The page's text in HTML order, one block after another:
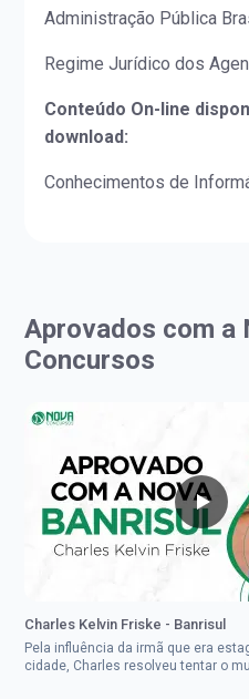
Administração Pública
Regime Jurídico dos
Conteúdo On-line
download:
Conhecimentos de
Aprovados com a
Concursos
Charles Kelvin Friske - Banrisul
Pela influência da irmã que era
cidade, Charles resolveu tentar o